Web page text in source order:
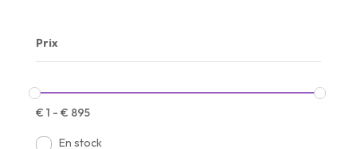
Prix
€ 1 - € 895
En stock